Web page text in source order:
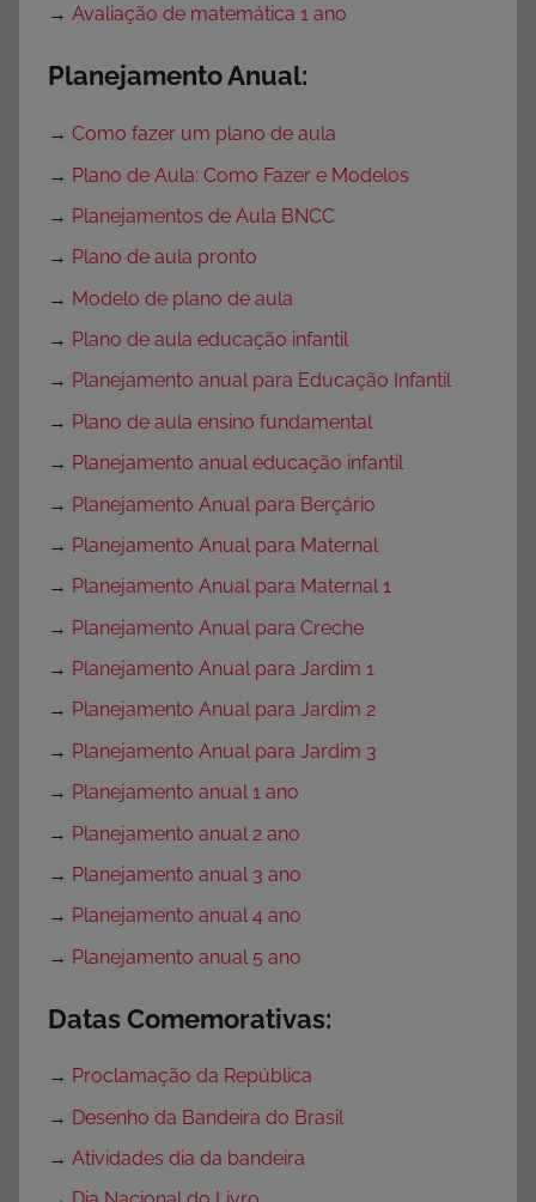
→ Avaliação de matemática 1 ano
Planejamento Anual:
→ Como fazer um plano de aula
→ Plano de Aula: Como Fazer e Modelos
→ Planejamentos de Aula BNCC
→ Plano de aula pronto
→ Modelo de plano de aula
→ Plano de aula educação infantil
→ Planejamento anual para Educação Infantil
→ Plano de aula ensino fundamental
→ Planejamento anual educação infantil
→ Planejamento Anual para Berçário
→ Planejamento Anual para Maternal
→ Planejamento Anual para Maternal 1
→ Planejamento Anual para Creche
→ Planejamento Anual para Jardim 1
→ Planejamento Anual para Jardim 2
→ Planejamento Anual para Jardim 3
→ Planejamento anual 1 ano
→ Planejamento anual 2 ano
→ Planejamento anual 3 ano
→ Planejamento anual 4 ano
→ Planejamento anual 5 ano
Datas Comemorativas:
→ Proclamação da República
→ Desenho da Bandeira do Brasil
→ Atividades dia da bandeira